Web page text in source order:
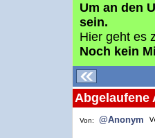
Um an den
sein.
Hier geht es
Noch kein
Abgelaufene
Von: @Anonym